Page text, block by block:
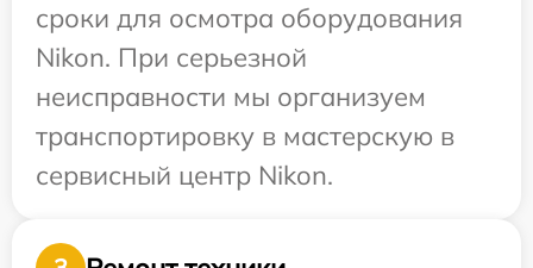
сроки для осмотра оборудования
Nikon. При серьезной
неисправности мы организуем
транспортировку в мастерскую в
сервисный центр Nikon.